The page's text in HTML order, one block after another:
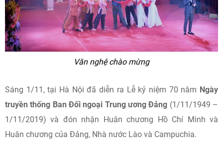
Văn nghệ chào mừng
Sáng 1/11, tại Hà Nội đã diễn ra Lễ kỷ niệm 70 năm Ngày
truyền thống Ban Đối ngoại Trung ương Đảng (1/11/1949 –
1/11/2019) và đón nhận Huân chương Hồ Chí Minh và
Huân chương của Đảng, Nhà nước Lào và Campuchia.